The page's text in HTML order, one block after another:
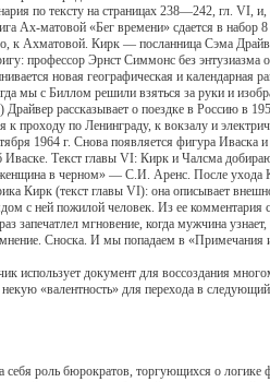
по тексту на страницах 238—242, гл. VI, и,
Ах-матовой «Бег времени» сдается в набор
к Ахматовой. Кирк — посланница Сэма
профессор Эрнст Симмонс без энтузиазма
новая географическая и календарная
мы с Биллом решили взяться за руки и
рассказывает о поездке в Россию в
проходу по Ленинграду, к вокзалу и
1964 г. Снова появляется фигура Иваска и
Текст главы VI: Кирк и Чалсма
в черном» — С.И. Аренс. После
Кирк (текст главы VI): она описывает
с ней пожилой человек. Из ее комментария
мгновение, когда мужчина узнает,
Сноска. И мы попадаем в
документ для воссоздания
«валентность» для перехода в
роль бюрократов, торгующихся о